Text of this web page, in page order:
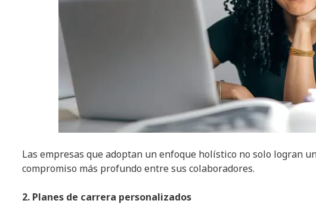
Las empresas que adoptan un enfoque holístico no solo logran
compromiso más profundo entre sus colaboradores.
2. Planes de carrera personalizados